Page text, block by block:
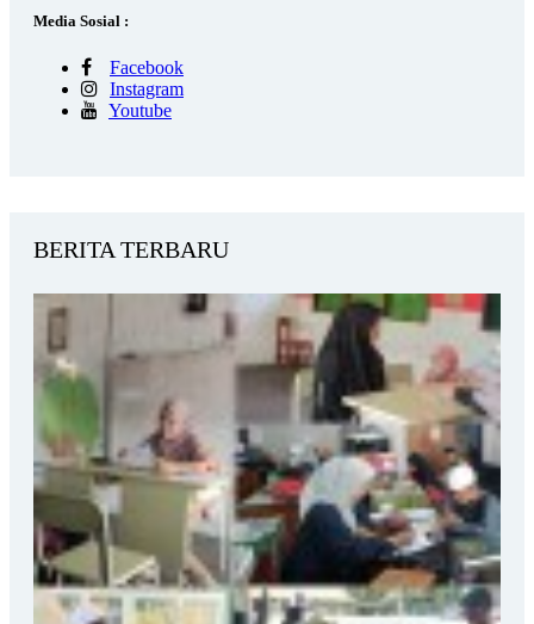
Media Sosial :
Facebook
Instagram
Youtube
BERITA TERBARU